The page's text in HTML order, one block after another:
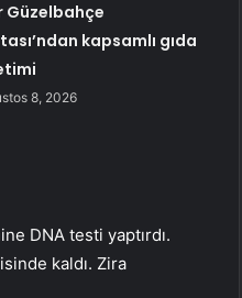
Güzelbahçe
kapsamlı gıda
8, 2026
DNA testi yaptırdı.
kaldı. Zira